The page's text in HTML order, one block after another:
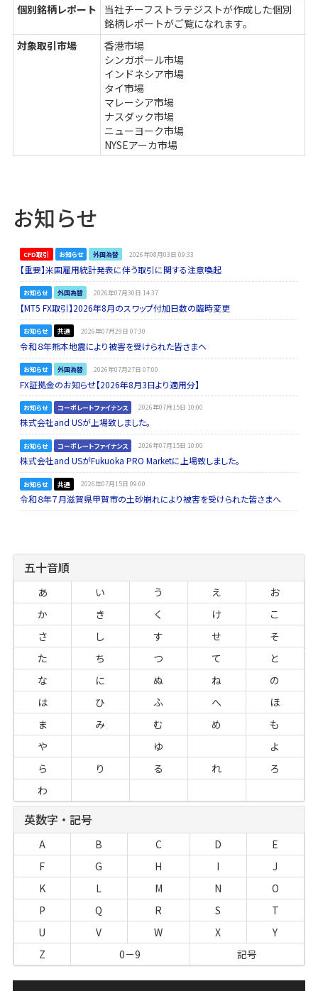
個別銘柄レポート
当社チーフストラテジストが作成した個別
銘柄レポートがご覧になれます。
対象取引市場
香港市場
シンガポール市場
インドネシア市場
タイ市場
マレーシア市場
ナスダック市場
ニューヨーク市場
NYSEアーカ市場
お知らせ
CFD取引 お知らせ 外国為替 2026年08月03日 09:33
【重要】米国雇用統計発表に伴う取引に関する注意喚起
お知らせ 外国為替 2026年07月30日 14:37
【MT5 FX取引】2026年8月のスワップ付加日数の臨時変更
お知らせ 共通 2026年07月29日 07:30
令和８年熊本地震により被害を受けられた皆さまへ
お知らせ 外国為替 2026年07月27日 07:00
FX証拠金のお知らせ【2026年8月3日より適用分】
お知らせ コーポレートファイナンス 2026年07月15日 10:00
株式会社and USが上場致しました。
お知らせ コーポレートファイナンス 2026年07月15日 10:00
株式会社and USがFukuoka PRO Marketに上場致しました。
お知らせ 共通 2026年07月15日 09:00
令和８年７月滋賀県甲賀市の土砂崩れにより被害を受けられた皆さまへ
五十音順
あ い う え
お
か
き く け
こ
さ
し す せ
そ
た
ち つ て
と
な
に ぬ ね
の
は
ひ ふ へ
ほ
ま
み む め
も
や
ゆ
よ
ら
り る れ
ろ
わ
英数字・記号
A B C D
E
F
G H I
J
K
L M N
O
P
Q R S
T
U
V W X
Y
Z
0－9 記号